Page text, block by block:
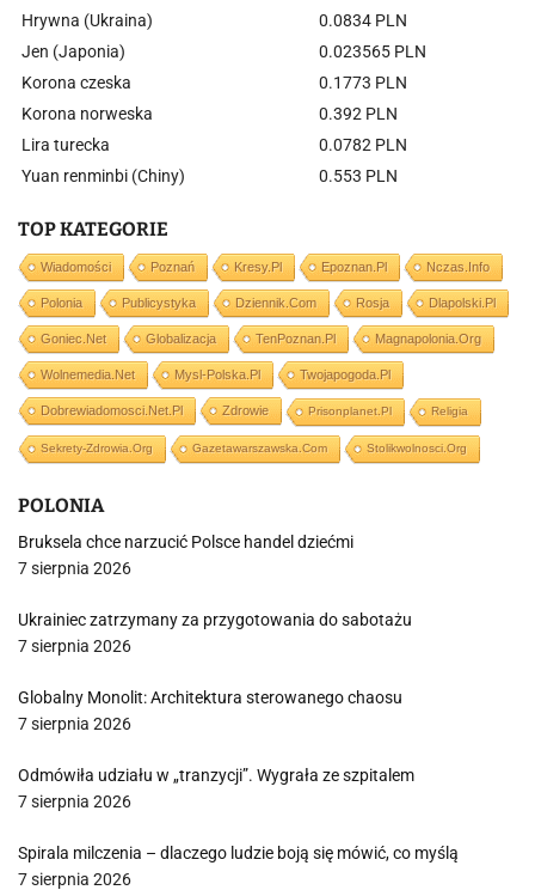
Hrywna (Ukraina)
0.0834 PLN
Jen (Japonia)
0.023565 PLN
Korona czeska
0.1773 PLN
Korona norweska
0.392 PLN
Lira turecka
0.0782 PLN
Yuan renminbi (Chiny)
0.553 PLN
TOP KATEGORIE
Wiadomości Poznań Kresy.pl Epoznan.pl Nczas.info
Polonia Publicystyka Dziennik.com Rosja Dlapolski.pl
Goniec.net Globalizacja TenPoznan.pl Magnapolonia.org
Wolnemedia.net Mysl-Polska.pl Twojapogoda.pl
Dobrewiadomosci.net.pl Zdrowie Prisonplanet.pl Religia
Sekrety-Zdrowia.org Gazetawarszawska.com Stolikwolnosci.org
POLONIA
Bruksela chce narzucić Polsce handel dziećmi
7 sierpnia 2026
Ukrainiec zatrzymany za przygotowania do sabotażu
7 sierpnia 2026
Globalny Monolit: Architektura sterowanego chaosu
7 sierpnia 2026
Odmówiła udziału w „tranzycji”. Wygrała ze szpitalem
7 sierpnia 2026
Spirala milczenia – dlaczego ludzie boją się mówić, co myślą
7 sierpnia 2026